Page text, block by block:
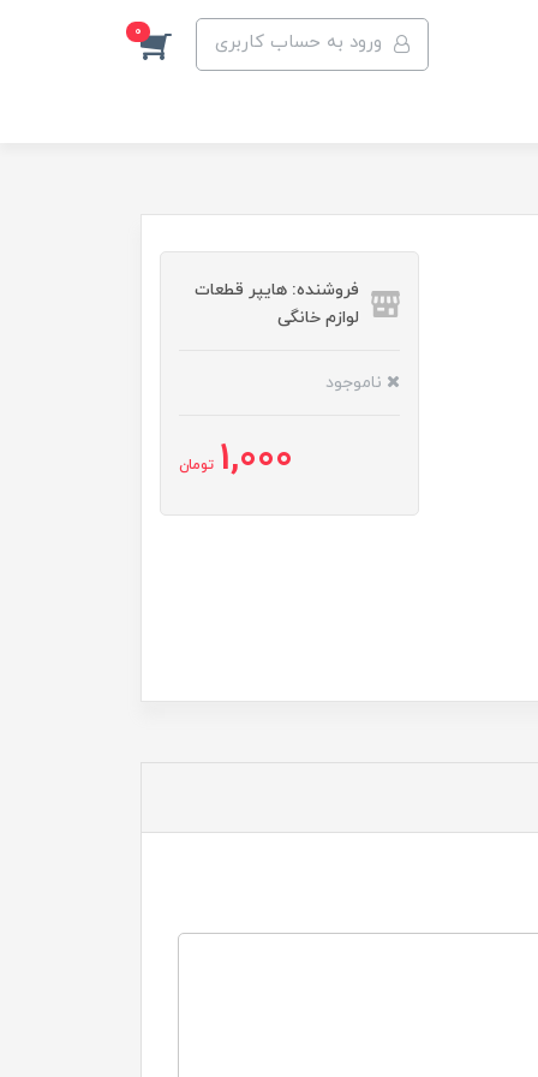
ورود به حساب کاربری 0
فروشنده: هایپر قطعات
لوازم خانگی
ناموجود
1,000 تومان